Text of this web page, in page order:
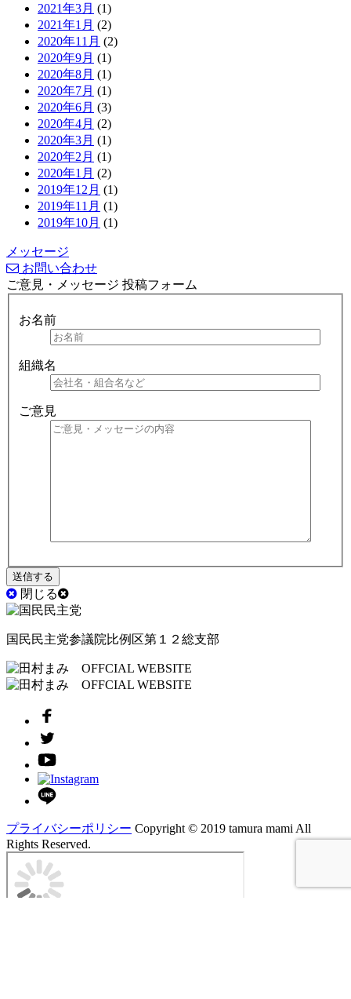
2021年3月 (1)
2021年1月 (2)
2020年11月 (2)
2020年9月 (1)
2020年8月 (1)
2020年7月 (1)
2020年6月 (3)
2020年4月 (2)
2020年3月 (1)
2020年2月 (1)
2020年1月 (2)
2019年12月 (1)
2019年11月 (1)
2019年10月 (1)
メッセージ
お問い合わせ
ご意見・メッセージ 投稿フォーム
お名前
組織名
ご意見
閉じる
国民民主党参議院比例区第１２総支部
プライバシーポリシー Copyright ©︎ 2019 tamura mami All
Rights Reserved.